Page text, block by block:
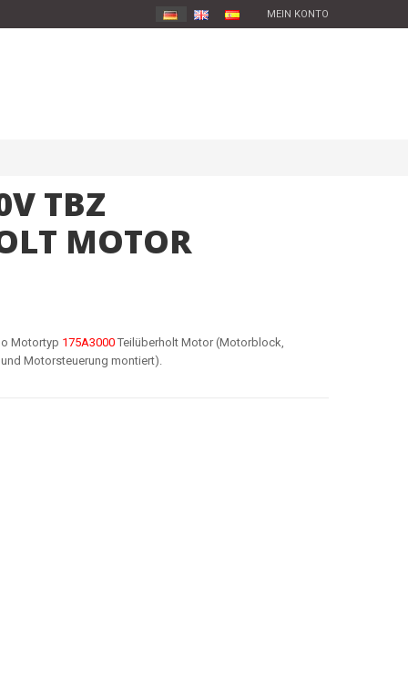
MEIN KONTO
TBZ
MOTOR
Motortyp 175A3000 Teilüberholt Motor (Motorblock,
Motorsteuerung montiert).